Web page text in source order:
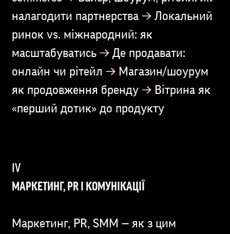
налагодити партнерства →Локальний
ринок vs. міжнародний: як
масштабуватись →Де продавати:
онлайн чи рітейл →Магазин/шоурум
як продовження бренду →Вітрина як
«перший дотик» до продукту
МАРКЕТИНГ, PR І КОМУНІКАЦІЇ
Маркетинг, PR, SMM — як з цим